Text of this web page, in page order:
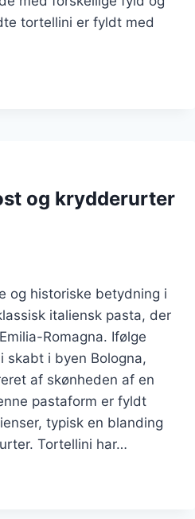
tortellini er fyldt med
og krydderurter
og historiske betydning i
italiensk pasta, der
Romagna. Ifølge
skabt i byen Bologna,
af skønheden af en
pastaform er fyldt
typisk en blanding
Tortellini har…